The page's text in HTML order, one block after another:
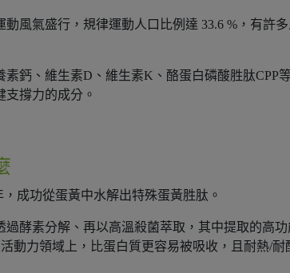
風氣盛行，規律運動人口比例達 33.6 %，有許多
鈣、維生素D、維生素K、酪蛋白磷酸胜肽CPP
支撐力的成分。
成功從蛋黃中水解出特殊蛋黃胜肽。
酵素分解、再以高溫殺菌萃取，其中提取的高
動力領域上，比蛋白質更容易被吸收，且耐熱/耐